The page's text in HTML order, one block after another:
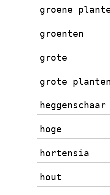
groene
groenten
grote
grote
heggenschaar
hoge
hortensia
hout